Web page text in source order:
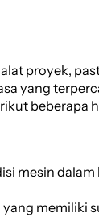
proyek,
yang
beberapa
mesin dalam
yang memiliki